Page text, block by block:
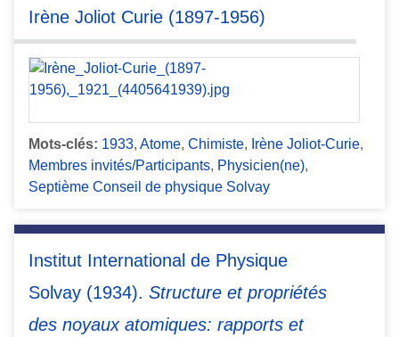
Irène Joliot Curie (1897-1956)
Mots-clés: 1933, Atome, Chimiste, Irène Joliot-Curie,
Membres invités/Participants, Physicien(ne),
Septième Conseil de physique Solvay
Institut International de Physique
Solvay (1934). Structure et propriétés
des noyaux atomiques: rapports et